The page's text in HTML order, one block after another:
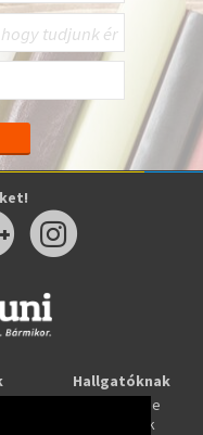
Hallgatóknak
Tanulj online
Képzések